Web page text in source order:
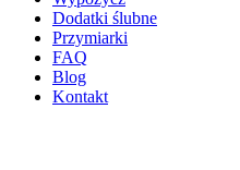
Dodatki ślubne
Przymiarki
FAQ
Blog
Kontakt